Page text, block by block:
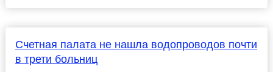
Счетная палата не нашла водопроводов почти
в трети больниц